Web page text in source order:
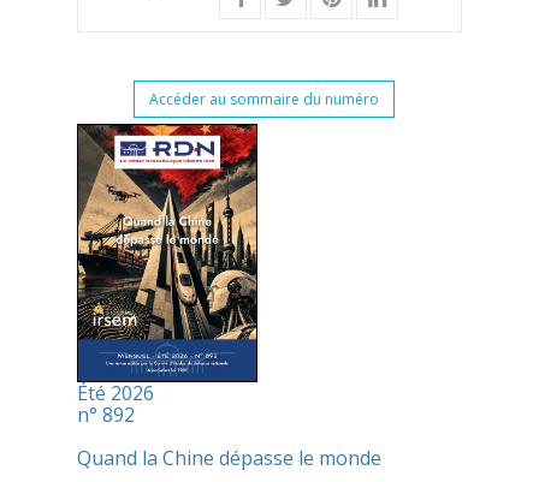
Accéder au sommaire du numéro
Été 2026
n° 892
Quand la Chine dépasse le monde